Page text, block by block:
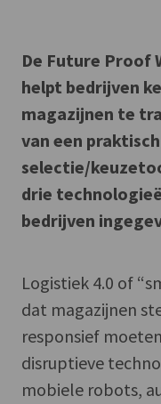
De Future Proof
helpt bedrijven
magazijnen te
van een
selectie/
drie
bedrijven
Logistiek 4.0 of
dat magazijnen
responsief
disruptieve
mobiele robots,